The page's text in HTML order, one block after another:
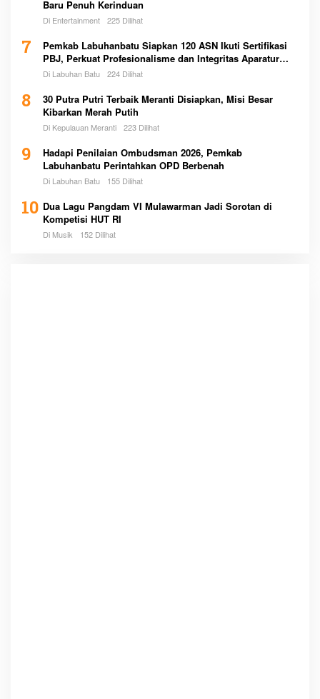
Baru Penuh Kerinduan
Di Entertainment 225 Dilihat
7
Pemkab Labuhanbatu Siapkan 120 ASN Ikuti Sertifikasi
PBJ, Perkuat Profesionalisme dan Integritas Aparatur
Pemerintah
Di Labuhan Batu 224 Dilihat
8
30 Putra Putri Terbaik Meranti Disiapkan, Misi Besar
Kibarkan Merah Putih
Di Kepulauan Meranti 223 Dilihat
9
Hadapi Penilaian Ombudsman 2026, Pemkab
Labuhanbatu Perintahkan OPD Berbenah
Di Labuhan Batu 155 Dilihat
10 Dua Lagu Pangdam VI Mulawarman Jadi Sorotan di
Kompetisi HUT RI
Di Musik 152 Dilihat